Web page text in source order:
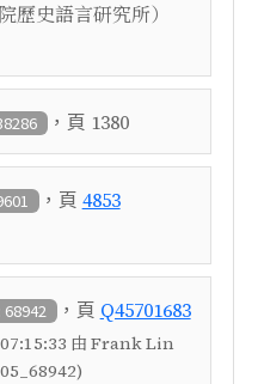
歷史語言研究所）
，頁 1380
，頁 4853
68942 ，頁 Q45701683
由 Frank Lin